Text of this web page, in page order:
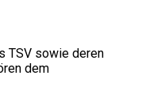
TSV sowie deren
dem